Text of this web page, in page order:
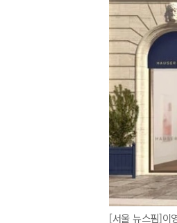
[서울 뉴스핌]이